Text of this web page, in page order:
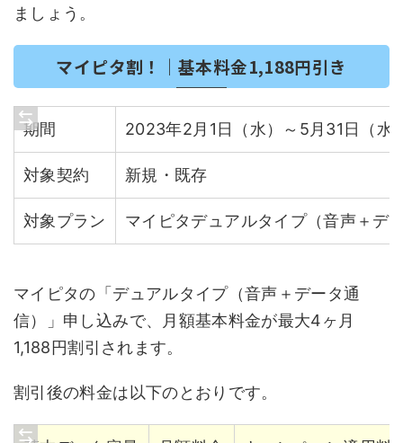
ましょう。
マイピタ割！｜基本料金1,188円引き
期間 2023年2月1日（水）～5月31日（水
対象契約 新規・既存
対象プラン マイピタデュアルタイプ（音声＋デ
マイピタの「デュアルタイプ（音声＋データ通
信）」申し込みで、月額基本料金が最大4ヶ月
1,188円割引されます。
割引後の料金は以下のとおりです。